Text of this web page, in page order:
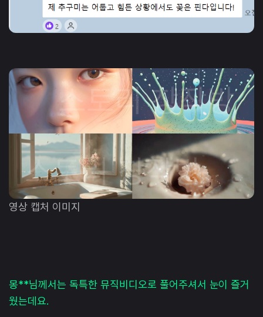
영상 캡처 이미지
몽**님께서는 독특한 뮤직비디오로 풀어주셔서 눈이 즐거
웠는데요.